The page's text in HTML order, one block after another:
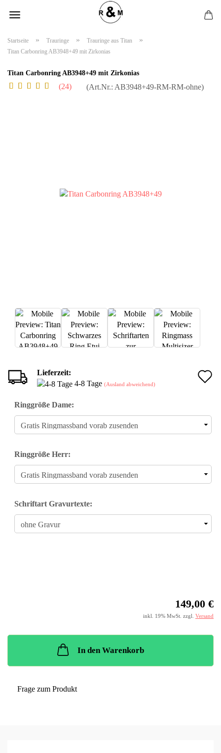
Startseite » Trauringe » Trauringe aus Titan »
Titan Carbonring AB3948+49 mit Zirkonias
Titan Carbonring AB3948+49 mit Zirkonias
24 (Art.Nr.: AB3948+49-RM-RM-ohne)
Lieferzeit:
4-8 Tage (Ausland abweichend)
Ringgröße Dame:
Ringgröße Herr:
Schriftart Gravurtexte:
149,00 €
inkl. 19% MwSt. zzgl. Versand
In den Warenkorb
Frage zum Produkt